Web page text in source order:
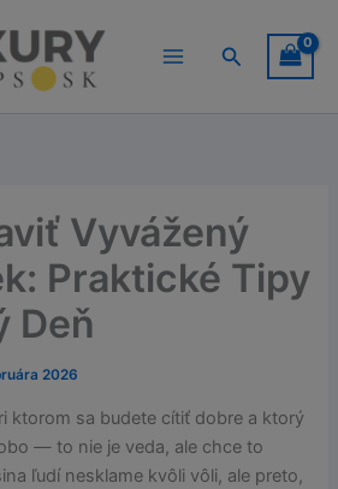
Hľadať
Vyvážený
Praktické Tipy
Deň
2026
ktorom sa budete cítiť dobre a ktorý
— to nie je veda, ale chce to
ľudí nesklame kvôli vôli, ale preto,